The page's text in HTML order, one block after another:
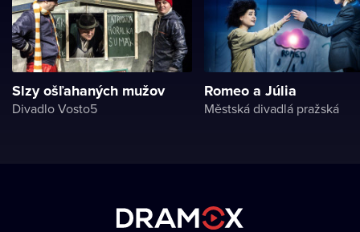
Slzy ošľahaných mužov
Divadlo Vosto5
Romeo a Júlia
Městská divadlá pražská